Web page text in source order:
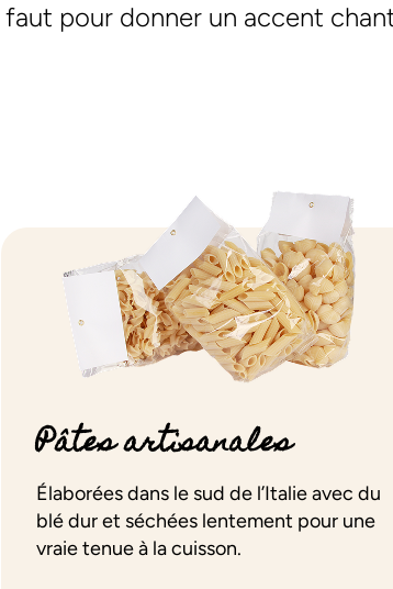
faut pour donner un accent
Pâtes artisanales
Élaborées dans le sud de l’Italie avec du
blé dur et séchées lentement pour une
vraie tenue à la cuisson.